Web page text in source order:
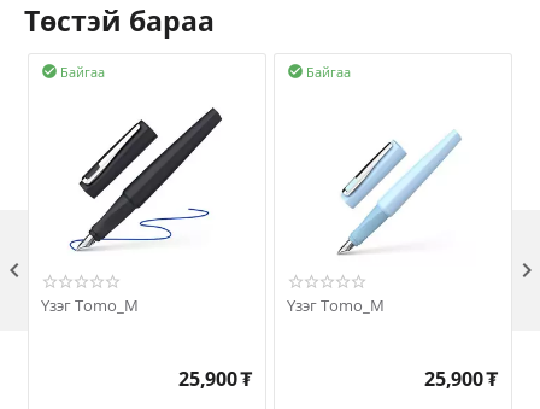
Төстэй бараа
Байгаа

Үзэг Tomo_M
25,900₮
Байгаа

Үзэг Tomo_M
25,900₮
 